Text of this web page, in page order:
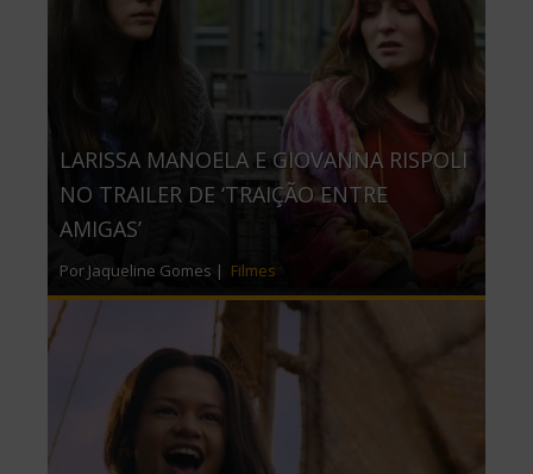
LARISSA MANOELA E GIOVANNA RISPOLI
NO TRAILER DE ‘TRAIÇÃO ENTRE
AMIGAS’
Por Jaqueline Gomes | Filmes